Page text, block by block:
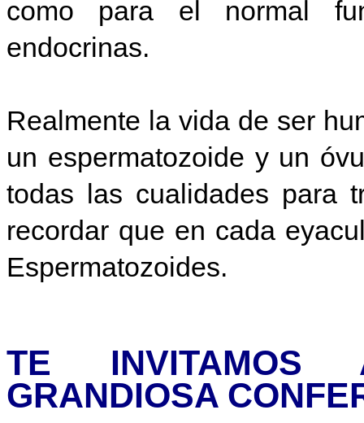
como para el normal
endocrinas.
Realmente la vida de ser
un espermatozoide y un
todas las cualidades para
recordar que en cada
Espermatozoides.
TE INVITAMOS
GRANDIOSA